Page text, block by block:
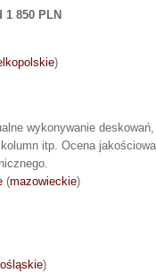
1 850 PLN
)
wykonywanie
itp. Ocena
(mazowieckie)
)